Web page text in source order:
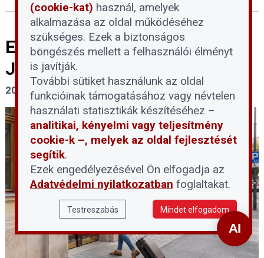
Ezek az új Airbnb-szabályok
Józsefvárosban
2026. július 29.
(cookie-kat) használ, amelyek
alkalmazása az oldal működéséhez
szükséges. Ezek a biztonságos
böngészés mellett a felhasználói élményt
is javítják.
További sütiket használunk az oldal
funkcióinak támogatásához vagy névtelen
használati statisztikák készítéséhez –
analitikai, kényelmi vagy teljesítmény
cookie-k –, melyek az oldal fejlesztését
segítik.
Ezek engedélyezésével Ön elfogadja az
Adatvédelmi nyilatkozatban foglaltakat.
Testreszabás Mindet elfogadom